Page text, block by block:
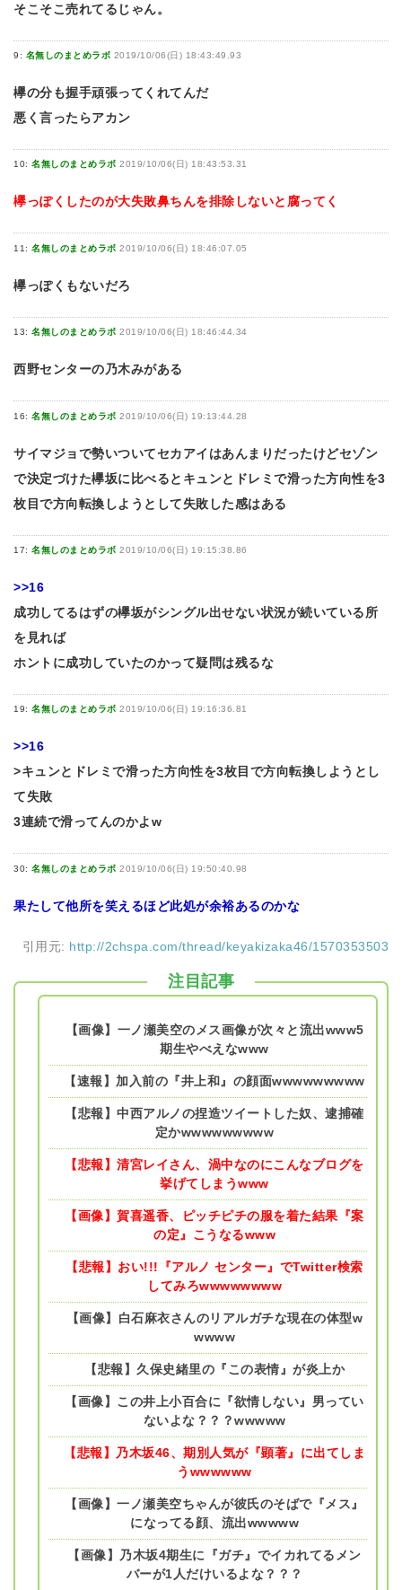
そこそこ売れてるじゃん。
9: 名無しのまとめラボ 2019/10/06(日) 18:43:49.93
欅の分も握手頑張ってくれてんだ
悪く言ったらアカン
10: 名無しのまとめラボ 2019/10/06(日) 18:43:53.31
欅っぽくしたのが大失敗鼻ちんを排除しないと腐ってく
11: 名無しのまとめラボ 2019/10/06(日) 18:46:07.05
欅っぽくもないだろ
13: 名無しのまとめラボ 2019/10/06(日) 18:46:44.34
西野センターの乃木みがある
16: 名無しのまとめラボ 2019/10/06(日) 19:13:44.28
サイマジョで勢いついてセカアイはあんまりだったけどセゾン
で決定づけた欅坂に比べるとキュンとドレミで滑った方向性を3
枚目で方向転換しようとして失敗した感はある
17: 名無しのまとめラボ 2019/10/06(日) 19:15:38.86
>>16
成功してるはずの欅坂がシングル出せない状況が続いている所
を見れば
ホントに成功していたのかって疑問は残るな
19: 名無しのまとめラボ 2019/10/06(日) 19:16:36.81
>>16
>キュンとドレミで滑った方向性を3枚目で方向転換しようとし
て失敗
3連続で滑ってんのかよw
30: 名無しのまとめラボ 2019/10/06(日) 19:50:40.98
果たして他所を笑えるほど此処が余裕あるのかな
引用元: http://2chspa.com/thread/keyakizaka46/1570353503
注目記事
【画像】一ノ瀬美空のメス画像が次々と流出www5
期生やべえなwww
【速報】加入前の『井上和』の顔面wwwwwwwww
【悲報】中西アルノの捏造ツイートした奴、逮捕確
定かwwwwwwwww
【悲報】清宮レイさん、渦中なのにこんなブログを
挙げてしまうwww
【画像】賀喜遥香、ピッチピチの服を着た結果『案
の定』こうなるwww
【悲報】おい!!!『アルノ センター』でTwitter検索
してみろwwwwwwww
【画像】白石麻衣さんのリアルガチな現在の体型w
wwww
【悲報】久保史緒里の『この表情』が炎上か
【画像】この井上小百合に『欲情しない』男ってい
ないよな？？？wwwww
【悲報】乃木坂46、期別人気が『顕著』に出てしま
うwwwwww
【画像】一ノ瀬美空ちゃんが彼氏のそばで『メス』
になってる顔、流出wwwww
【画像】乃木坂4期生に『ガチ』でイカれてるメン
バーが1人だけいるよな？？？